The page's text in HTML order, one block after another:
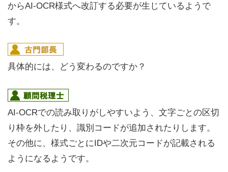
からAI-OCR様式へ改訂する必要が生じているようで
す。
具体的には、どう変わるのですか？
AI-OCRでの読み取りがしやすいよう、文字ごとの区切
り枠を外したり、識別コードが追加されたりします。
その他に、様式ごとにIDや二次元コードが記載される
ようになるようです。